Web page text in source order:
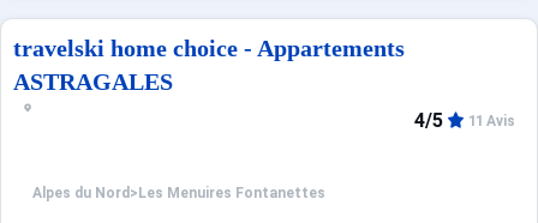
travelski home choice - Appartements
ASTRAGALES
Alpes du Nord > Les Menuires Fontanettes
4/5 11 Avis